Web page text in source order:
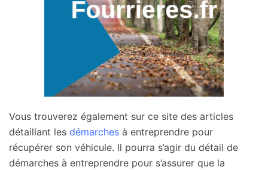
Vous trouverez également sur ce site des articles
détaillant les démarches à entreprendre pour
récupérer son véhicule. Il pourra s’agir du détail de
démarches à entreprendre pour s’assurer que la